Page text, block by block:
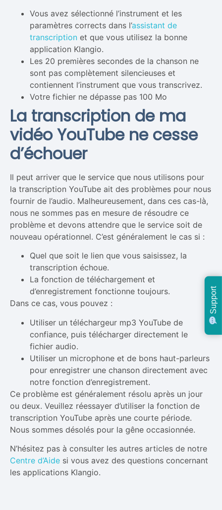
Vous avez sélectionné l’instrument et les
paramètres corrects dans l’assistant de
transcription et que vous utilisez la bonne
application Klangio.
Les 20 premières secondes de la chanson ne
sont pas complètement silencieuses et
contiennent l’instrument que vous transcrivez.
Votre fichier ne dépasse pas 100 Mo
La transcription de ma
vidéo YouTube ne cesse
d’échouer
Il peut arriver que le service que nous utilisons pour
la transcription YouTube ait des problèmes pour nous
fournir de l’audio. Malheureusement, dans ces cas-là,
nous ne sommes pas en mesure de résoudre ce
problème et devons attendre que le service soit de
nouveau opérationnel. C’est généralement le cas si :
Quel que soit le lien que vous saisissez, la
transcription échoue.
La fonction de téléchargement et
d’enregistrement fonctionne toujours.
Dans ce cas, vous pouvez :
Utiliser un téléchargeur mp3 YouTube de
confiance, puis télécharger directement le
fichier audio.
Utiliser un microphone et de bons haut-parleurs
pour enregistrer une chanson directement avec
notre fonction d’enregistrement.
Ce problème est généralement résolu après un jour
ou deux. Veuillez réessayer d’utiliser la fonction de
transcription YouTube après une courte période.
Nous sommes désolés pour la gêne occasionnée.
N’hésitez pas à consulter les autres articles de notre
Centre d’Aide si vous avez des questions concernant
les applications Klangio.
Support